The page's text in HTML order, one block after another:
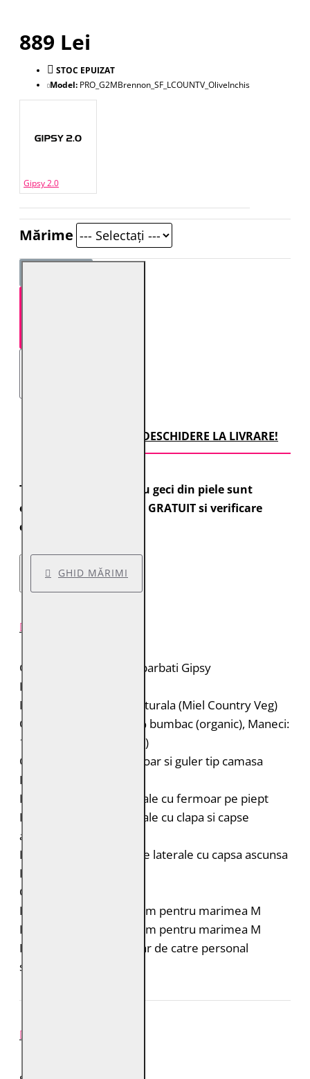
889 Lei
STOC EPUIZAT
Model: PRO_G2MBrennon_SF_LCOUNTV_OliveInchis
Gipsy 2.0
Mărime
TRANSPORT CU DESCHIDERE LA LIVRARE!
Toate comenzile pentru geci din piele sunt
expediate cu transport GRATUIT si verificare
colet.
GHID MĂRIMI
Geaca de piele pentru barbati Gipsy
Brand: Gipsy 2.0
Material: 100% piele naturala (Miel Country Veg)
Captuseala: Corp: 100% bumbac (organic), Maneci:
100% poliester (reciclat)
Geaca de piele cu fermoar si guler tip camasa
Epoleti cu capsa
Doua buzunare orizontale cu fermoar pe piept
Doua buzunare orizontale cu clapa si capse
ascunse pe piept
Doua buzunare verticale laterale cu capsa ascunsa
Fermoar la maneci
Croiala: Slim Fit
Lungimea spatelui: 64 cm pentru marimea M
Lungimea manecii: 68 cm pentru marimea M
Intretinere: Spalare doar de catre personal
specializat